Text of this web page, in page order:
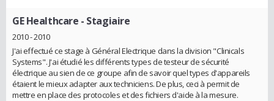
GE Healthcare - Stagiaire
2010 - 2010
J'ai effectué ce stage à Général Electrique dans la division "Clinicals
Systems". J'ai étudié les différents types de testeur de sécurité
électrique au sien de ce groupe afin de savoir quel types d'appareils
étaient le mieux adapter aux techniciens. De plus, ceci à permit de
mettre en place des protocoles et des fichiers d'aide à la mesure.